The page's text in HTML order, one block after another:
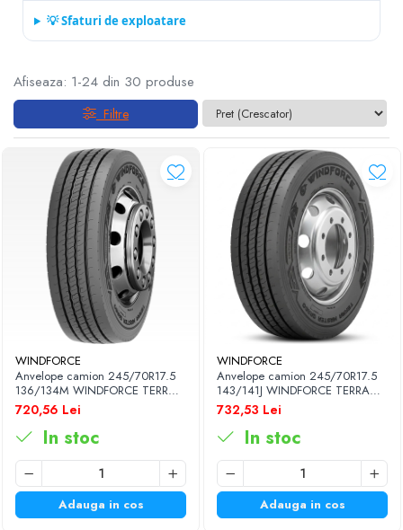
💡 Sfaturi de exploatare
Afiseaza: 1-24 din 30 produse
Filtre
WINDFORCE
Anvelope camion 245/70R17.5
136/134M WINDFORCE TERRA
MASTER GAR60 M+S 3PMSF
16PR TL
720,56 Lei
In stoc
Adauga in cos
WINDFORCE
Anvelope camion 245/70R17.5
143/141J WINDFORCE TERRA
MASTER GAR60 M+S 3PMSF
18PR TL
732,53 Lei
In stoc
Adauga in cos